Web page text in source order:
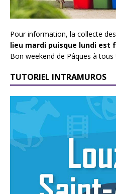
Pour information, la collecte
lieu mardi puisque lundi est
Bon weekend de Pâques à tous !
TUTORIEL INTRAMUROS